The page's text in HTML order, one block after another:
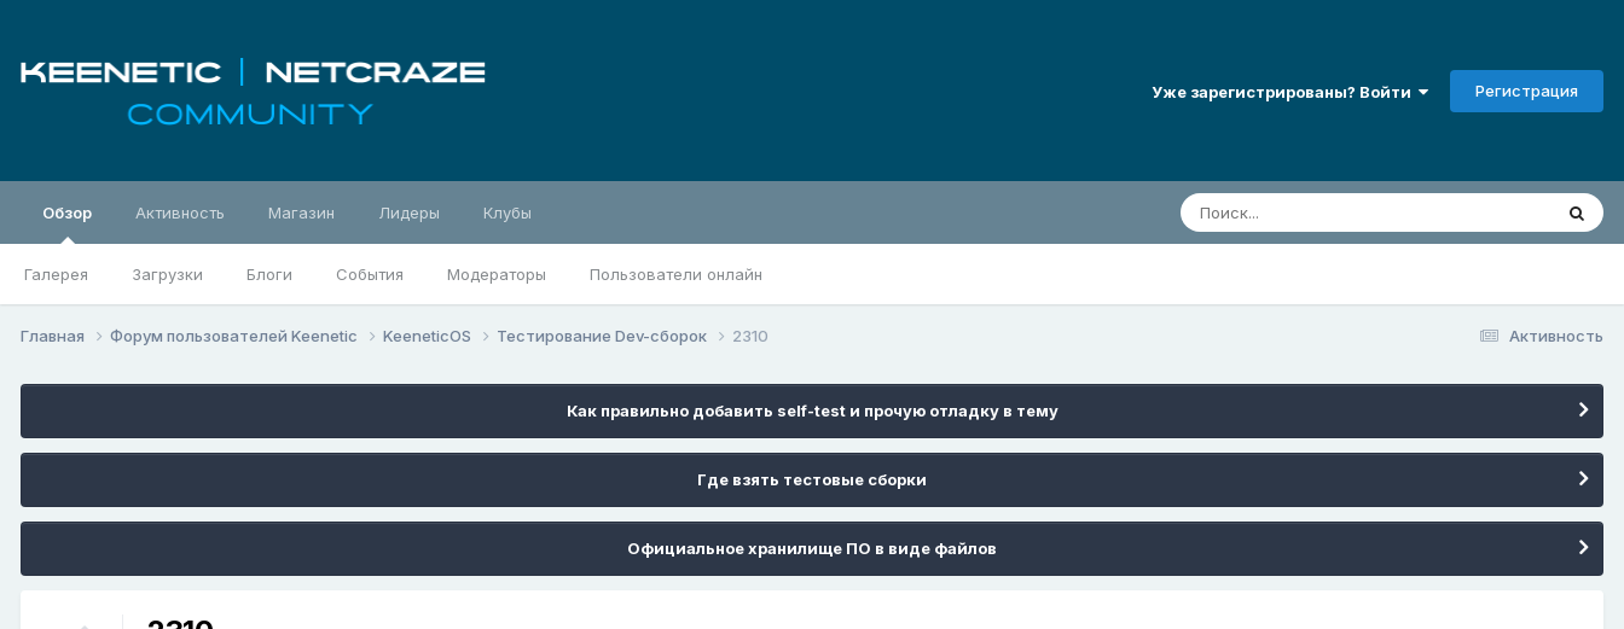
Уже зарегистрированы? Войти Регистрация
Обзор
Галерея Загрузки Блоги События Модераторы Пользователи онлайн
Активность Магазин Лидеры Клубы
Активность
Главная Форум пользователей Keenetic KeeneticOS Тестирование Dev-сборок 2310
Как правильно добавить self-test и прочую отладку в тему
Где взять тестовые сборки
Официальное хранилище ПО в виде файлов